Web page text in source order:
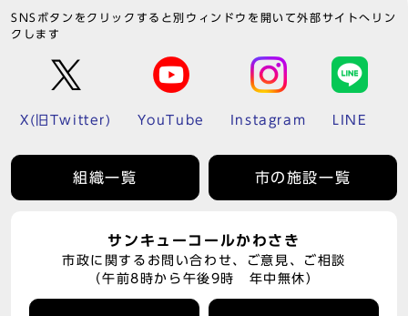
SNSボタンをクリックすると別ウィンドウを開いて外部サイトへリン
クします
X(旧Twitter) YouTube Instagram LINE
組織一覧 市の施設一覧
サンキューコールかわさき
市政に関するお問い合わせ、ご意見、ご相談
（午前8時から午後9時 年中無休）